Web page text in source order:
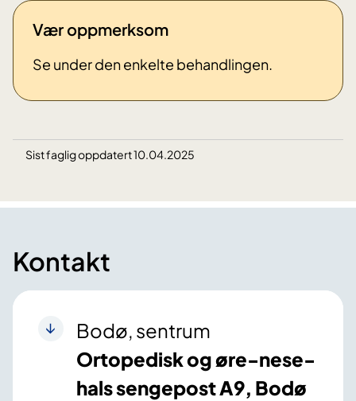
Vær oppmerksom
Se under den enkelte behandlingen.
Sist faglig oppdatert 10.04.2025
Kontakt
Bodø, sentrum
Ortopedisk og øre-nese-
hals sengepost A9, Bodø